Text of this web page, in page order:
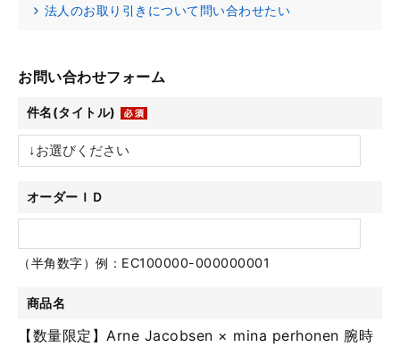
法人のお取り引きについて問い合わせたい
お問い合わせフォーム
件名(タイトル)
オーダーＩＤ
（半角数字）例：EC100000-000000001
商品名
【数量限定】Arne Jacobsen × mina perhonen 腕時